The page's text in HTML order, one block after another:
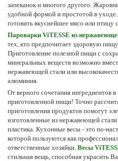
запеканок и многого другого.
удобной формой и простотой в
готовить вкуснейшее мясо или
Пароварки ViTESSE из
тех, кто предпочитает здоровую
Приготовление полезной пищи с
минеральных веществ возможно
нержавеющей стали или
алюминия.
От верного сочетания ингредиентов
приготовленной пищи! Точно
приготовления продуктов помогут
изготовленные из нержавеющей стали
пластика. Кухонные весы - это по-
которой пользуются как
ответственные хозяйки. Весы
стильная вещь, способная украсить